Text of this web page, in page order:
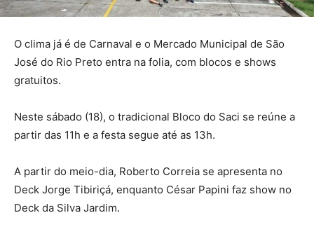
O clima já é de Carnaval e o Mercado Municipal de São
José do Rio Preto entra na folia, com blocos e shows
gratuitos.
Neste sábado (18), o tradicional Bloco do Saci se reúne a
partir das 11h e a festa segue até as 13h.
A partir do meio-dia, Roberto Correia se apresenta no
Deck Jorge Tibiriçá, enquanto César Papini faz show no
Deck da Silva Jardim.